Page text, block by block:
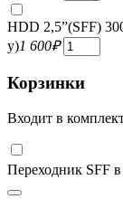
HDD 2,5”(SFF)
у)1 600₽
Корзинки
Входит в
Переходник SFF